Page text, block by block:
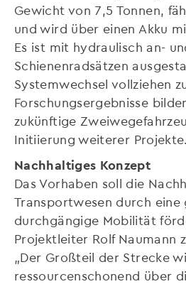
Gewicht von 7,5 Tonnen,
und wird über einen Akku
Es ist mit hydraulisch an-
Schienenradsätzen
Systemwechsel vollziehen
Forschungsergebnisse
zukünftige
Initiierung weiterer Projekte.
Nachhaltiges Konzept
Das Vorhaben soll die
Transportwesen durch eine
durchgängige Mobilität
Projektleiter Rolf Naumann
„Der Großteil der Strecke
ressourcenschonend über